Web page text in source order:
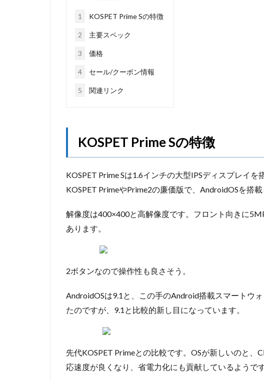
1 KOSPET Prime Sの特徴
2 主要スペック
3 価格
4 セール/クーポン情報
5 関連リンク
KOSPET Prime Sの特徴
KOSPET Prime Sは1.6インチの大型IPSディスプレイを
KOSPET PrimeやPrime2の廉価版で、AndroidOSを搭
解像度は400×400と高解像度です。フロント向きに
あります。
2ボタンなので操作性も良さそう。
AndroidOSは9.1と、この手のAndroid搭載スマートウ
たのですが、9.1と比較的新し目になっています。
先代KOSPET Primeとの比較です。OSが新しいのと、
応速度が良くなり、省電力化にも貢献しているようです